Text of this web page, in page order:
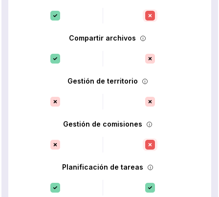
Compartir archivos
Gestión de territorio
Gestión de comisiones
Planificación de tareas